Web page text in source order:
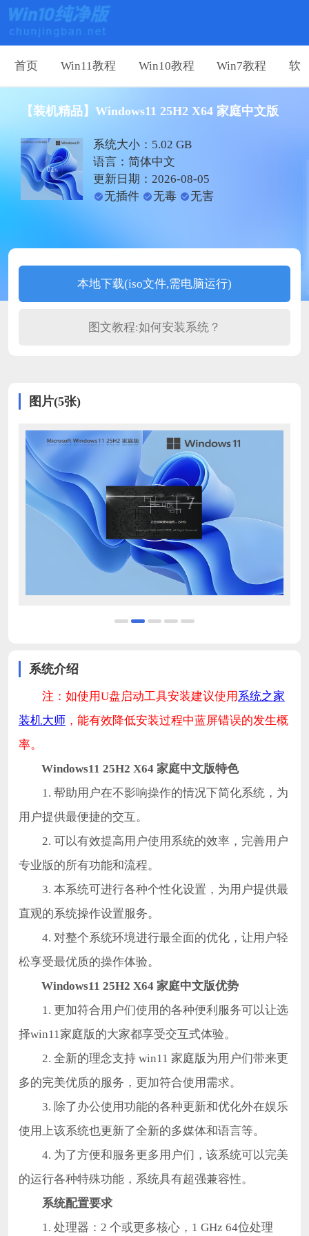
首页 Win11教程 Win10教程 Win7教程 软
【装机精品】Windows11 25H2 X64 家庭中文版
系统大小：5.02 GB
语言：简体中文
更新日期：2026-08-05
无插件
无毒 无害
本地下载(iso文件,需电脑运行)
图文教程:如何安装系统？
图片(5张)
系统介绍
注：如使用U盘启动工具安装建议使用 系统之家
装机大师 ，能有效降低安装过程中蓝屏错误的发生概
率。
Windows11 25H2 X64 家庭中文版特色
1. 帮助用户在不影响操作的情况下简化系统，为
用户提供最便捷的交互。
2. 可以有效提高用户使用系统的效率，完善用户
专业版的所有功能和流程。
3. 本系统可进行各种个性化设置，为用户提供最
直观的系统操作设置服务。
4. 对整个系统环境进行最全面的优化，让用户轻
松享受最优质的操作体验。
Windows11 25H2 X64 家庭中文版优势
1. 更加符合用户们使用的各种便利服务可以让选
择win11家庭版的大家都享受交互式体验。
2. 全新的理念支持 win11 家庭版为用户们带来更
多的完美优质的服务，更加符合使用需求。
3. 除了办公使用功能的各种更新和优化外在娱乐
使用上该系统也更新了全新的多媒体和语言等。
4. 为了方便和服务更多用户们，该系统可以完美
的运行各种特殊功能，系统具有超强兼容性。
系统配置要求
1. 处理器：2 个或更多核心，1 GHz 64位处理